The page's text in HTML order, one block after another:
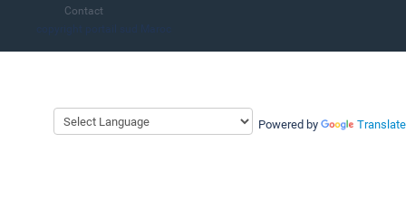
Powered by Translate
Contact